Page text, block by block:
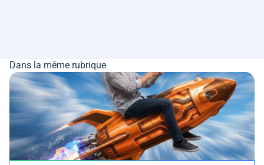
Dans la même rubrique